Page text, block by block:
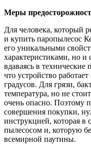
Меры
Для человека, который
и купить паропылесос
его уникальными
характеристиками, но
вдаваясь в технические
что устройство
градусов. Для грязи,
температура, но не
очень опасно. Поэтому
совершения покупки,
инструкцией, которая в
пылесосом и, которую
всемирной паутины.